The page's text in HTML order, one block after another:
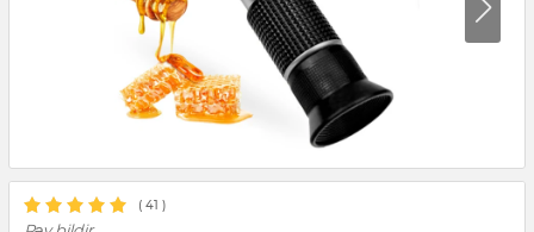
( 41 )